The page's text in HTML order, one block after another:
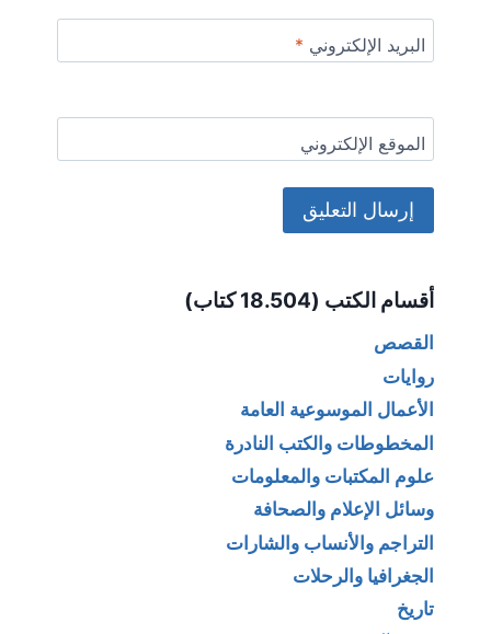
البريد الإلكتروني *
الموقع الإلكتروني
أقسام الكتب (18.504 كتاب)
القصص
روايات
الأعمال الموسوعية العامة
المخطوطات والكتب النادرة
علوم المكتبات والمعلومات
وسائل الإعلام والصحافة
التراجم والأنساب والشارات
الجغرافيا والرحلات
تاريخ